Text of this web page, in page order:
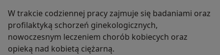
W trakcie codziennej pracy zajmuje się badaniami oraz
profilaktyką schorzeń ginekologicznych,
nowoczesnym leczeniem chorób kobiecych oraz
opieką nad kobietą ciężarną.